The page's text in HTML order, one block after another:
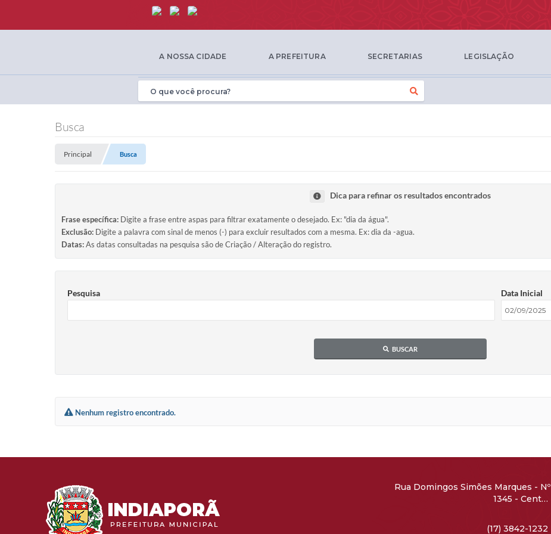
A NOSSA CIDADE A PREFEITURA SECRETARIAS LEGISLAÇÃO
Busca
Principal Busca
Dica para refinar os resultados encontrados
Frase específica: Digite a frase entre aspas para filtrar exatamente o desejado. Ex: "dia da água".
Exclusão: Digite a palavra com sinal de menos (-) para excluir resultados com a mesma. Ex: dia da -agua.
Datas:As datas consultadas na pesquisa são de Criação / Alteração do registro.
Pesquisa Data Inicial
BUSCAR
Nenhum registro encontrado.
Rua Domingos Simões Marques - Nº
1345 - Centro
(17) 3842-1232